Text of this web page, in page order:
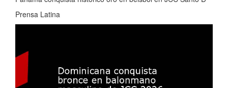
Prensa Latina